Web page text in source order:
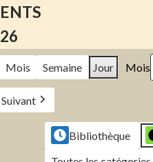
Mois Semaine Jour Mois
Suivant
Bibliothèque